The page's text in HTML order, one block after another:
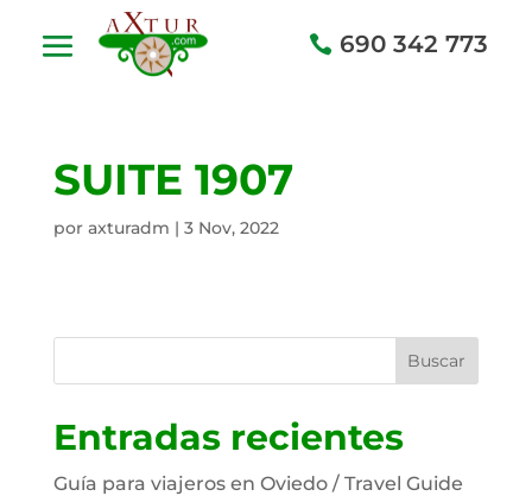
690 342 773
SUITE 1907
por axturadm | 3 Nov, 2022
Buscar
Entradas recientes
Guía para viajeros en Oviedo / Travel Guide